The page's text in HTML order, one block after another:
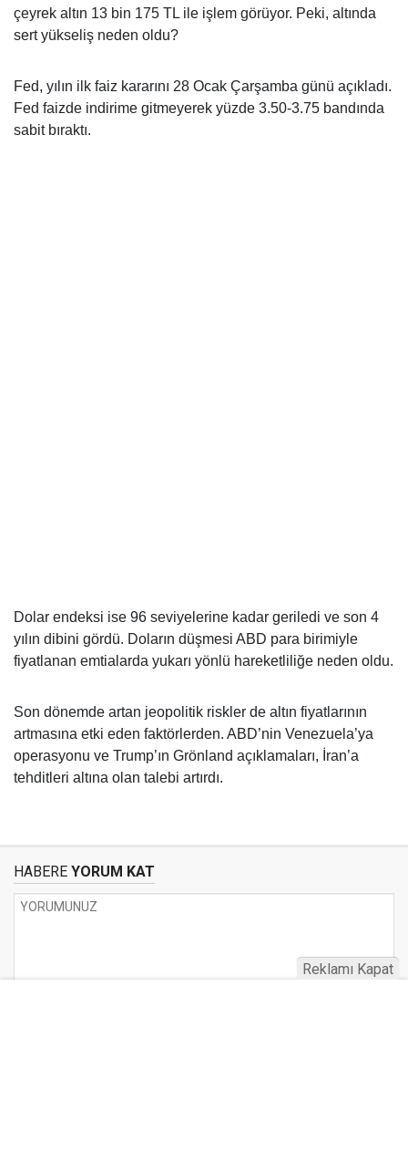
çeyrek altın 13 bin 175 TL ile işlem görüyor. Peki, altında
sert yükseliş neden oldu?
Fed, yılın ilk faiz kararını 28 Ocak Çarşamba günü açıkladı.
Fed faizde indirime gitmeyerek yüzde 3.50-3.75 bandında
sabit bıraktı.
Dolar endeksi ise 96 seviyelerine kadar geriledi ve son 4
yılın dibini gördü. Doların düşmesi ABD para birimiyle
fiyatlanan emtialarda yukarı yönlü hareketliliğe neden oldu.
Son dönemde artan jeopolitik riskler de altın fiyatlarının
artmasına etki eden faktörlerden. ABD’nin Venezuela’ya
operasyonu ve Trump’ın Grönland açıklamaları, İran’a
tehditleri altına olan talebi artırdı.
HABERE YORUM KAT
Reklamı Kapat